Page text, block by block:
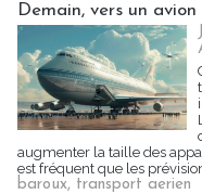
Demain, vers un
augmenter la taille des
est fréquent que les
baroux, transport aerien